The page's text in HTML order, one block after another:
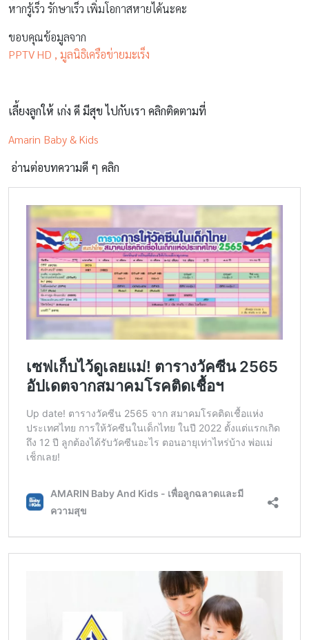
หากรู้เร็ว รักษาเร็ว เพิ่มโอกาสหายได้นะคะ
ขอบคุณข้อมูลจาก
PPTV HD , มูลนิธิเครือข่ายมะเร็ง
เลี้ยงลูกให้ เก่ง ดี มีสุข ไปกับเรา คลิกติดตามที่
Amarin Baby & Kids
อ่านต่อบทความดี ๆ คลิก